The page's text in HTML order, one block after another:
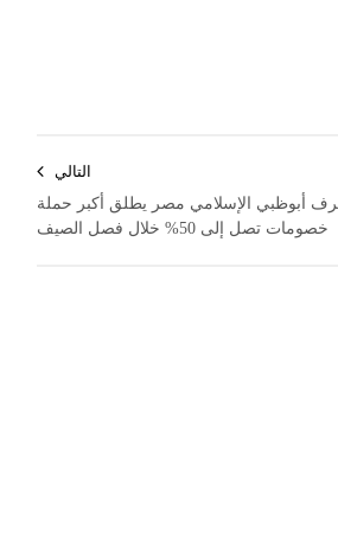
التالي
أبوظبي الإسلامي مصر يطلق أكبر حملة
خصومات تصل إلى 50% خلال فصل الصيف